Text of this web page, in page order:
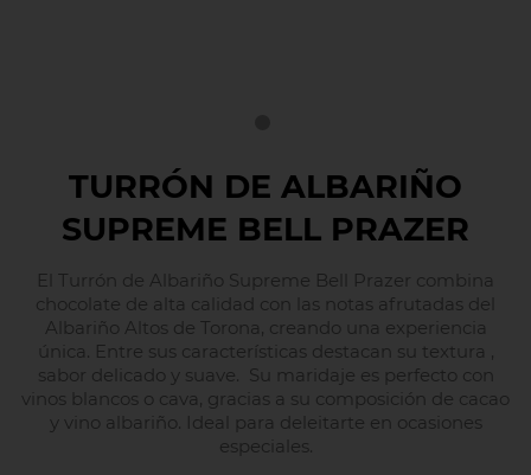
TURRÓN DE ALBARIÑO
SUPREME BELL PRAZER
El Turrón de Albariño Supreme Bell Prazer combina
chocolate de alta calidad con las notas afrutadas del
Albariño Altos de Torona, creando una experiencia
única. Entre sus características destacan su textura ,
sabor delicado y suave. Su maridaje es perfecto con
vinos blancos o cava, gracias a su composición de cacao
y vino albariño. Ideal para deleitarte en ocasiones
especiales.